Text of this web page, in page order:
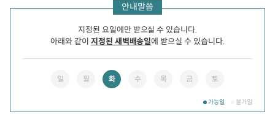
안내말씀
지정된 요일에만 받으실 수 있습니다.
아래와 같이 지정된 새벽배송일에 받으실 수 있습니다.
일 월 화 수 목 금 토
가능일 불가일